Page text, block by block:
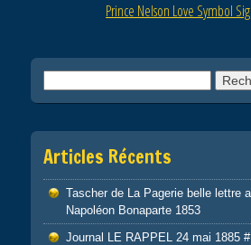
Prince Nelson Love Symbol
Articles Récents
Tascher de La Pagerie belle lettre
Napoléon Bonaparte 1853
Journal LE RAPPEL 24 mai 1885